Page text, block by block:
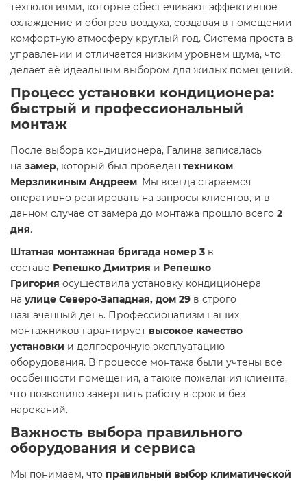
технологиями, которые обеспечивают эффективное
охлаждение и обогрев воздуха, создавая в помещении
комфортную атмосферу круглый год. Система проста в
управлении и отличается низким уровнем шума, что
делает её идеальным выбором для жилых помещений.
Процесс установки кондиционера:
быстрый и профессиональный
монтаж
После выбора кондиционера, Галина записалась
на замер, который был проведен техником
Мерзликиным Андреем. Мы всегда стараемся
оперативно реагировать на запросы клиентов, и в
данном случае от замера до монтажа прошло всего 2
дня.
Штатная монтажная бригада номер 3 в
составе Репешко Дмитрия и Репешко
Григория осуществила установку кондиционера
на улице Северо-Западная, дом 29 в строго
назначенный день. Профессионализм наших
монтажников гарантирует высокое качество
установки и долгосрочную эксплуатацию
оборудования. В процессе монтажа были учтены все
особенности помещения, а также пожелания клиента,
что позволило завершить работу в срок и без
нареканий.
Важность выбора правильного
оборудования и сервиса
Мы понимаем, что правильный выбор климатической